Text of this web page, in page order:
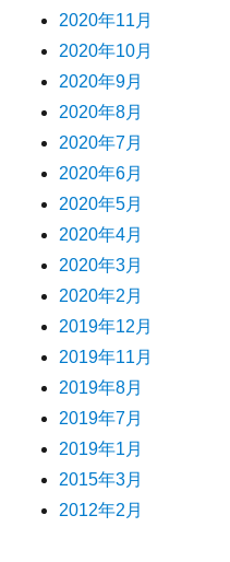
2020年11月
2020年10月
2020年9月
2020年8月
2020年7月
2020年6月
2020年5月
2020年4月
2020年3月
2020年2月
2019年12月
2019年11月
2019年8月
2019年7月
2019年1月
2015年3月
2012年2月